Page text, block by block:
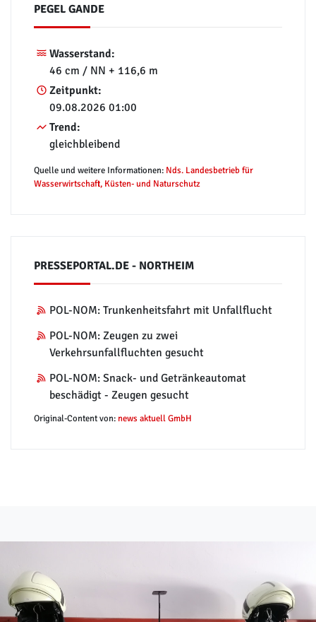
PEGEL GANDE
Wasserstand:
46 cm / NN + 116,6 m
Zeitpunkt:
09.08.2026 01:00
Trend:
gleichbleibend
Quelle und weitere Informationen: Nds. Landesbetrieb für
Wasserwirtschaft, Küsten- und Naturschutz
PRESSEPORTAL.DE - NORTHEIM
POL-NOM: Trunkenheitsfahrt mit Unfallflucht
POL-NOM: Zeugen zu zwei
Verkehrsunfallfluchten gesucht
POL-NOM: Snack- und Getränkeautomat
beschädigt - Zeugen gesucht
Original-Content von: news aktuell GmbH